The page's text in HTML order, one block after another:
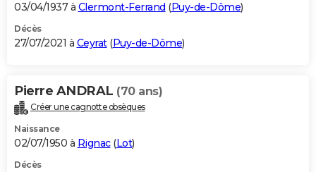
03/04/1937 à Clermont-Ferrand (Puy-de-Dôme)
Décès
27/07/2021 à Ceyrat(Puy-de-Dôme)
Pierre ANDRAL (70 ans)
Créer une cagnotte obsèques
Naissance
02/07/1950 à Rignac(Lot)
Décès